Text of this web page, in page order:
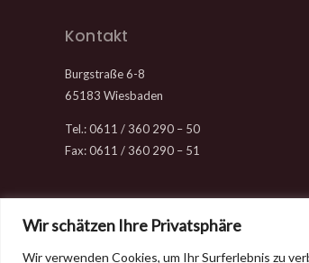
Wir schätzen Ihre Privatsphäre
Wir verwenden Cookies, um Ihr Surferlebnis zu
Kontakt
Burgstraße 6-8
65183 Wiesbaden
Tel.: 0611 / 360 290 – 50
Fax: 0611 / 360 290 – 51